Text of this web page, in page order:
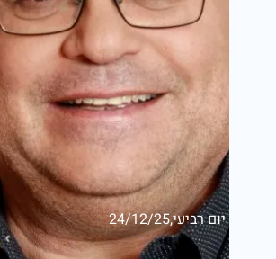
יום רביעי,24/12/25